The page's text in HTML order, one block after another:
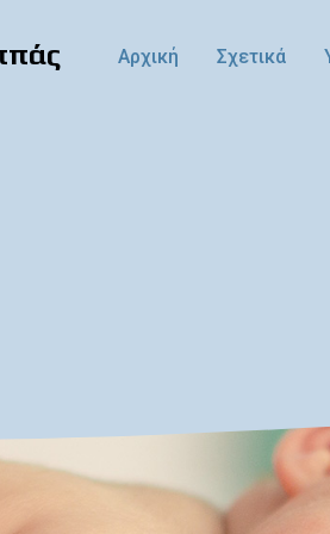
Αρχική Σχετικά